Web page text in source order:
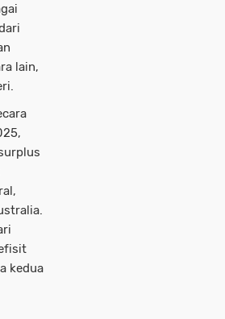
lain,
kedua